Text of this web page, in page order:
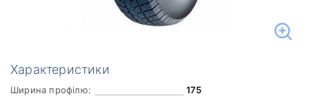
Характеристики
Ширина профілю:
175